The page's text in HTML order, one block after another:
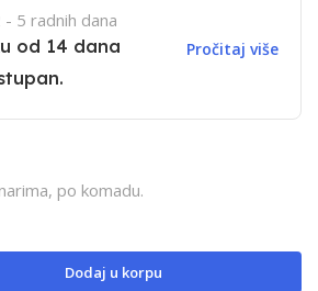
5 radnih dana
od 14 dana
Pročitaj više
po komadu.
Dodaj u korpu